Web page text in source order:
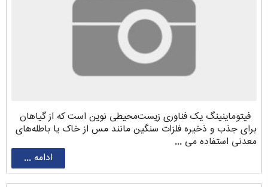
فیتوماینینگ یک فناوری زیست‌محیطی نوین است که از گیاهان
برای جذب و ذخیره فلزات سنگین مانند مس از خاک یا باطله‌های
معدنی استفاده می ...
ادامه ...